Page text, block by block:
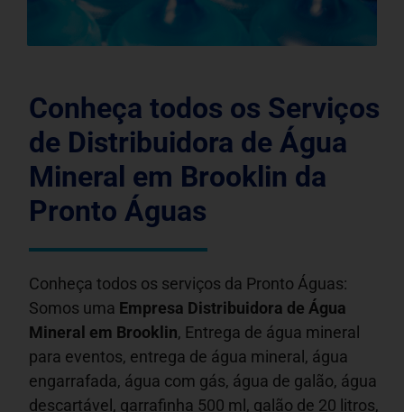
Conheça todos os Serviços
de Distribuidora de Água
Mineral em Brooklin da
Pronto Águas
Conheça todos os serviços da Pronto Águas:
Somos uma Empresa Distribuidora de Água
Mineral em Brooklin, Entrega de água mineral
para eventos, entrega de água mineral, água
engarrafada, água com gás, água de galão, água
descartável, garrafinha 500 ml, galão de 20 litros,